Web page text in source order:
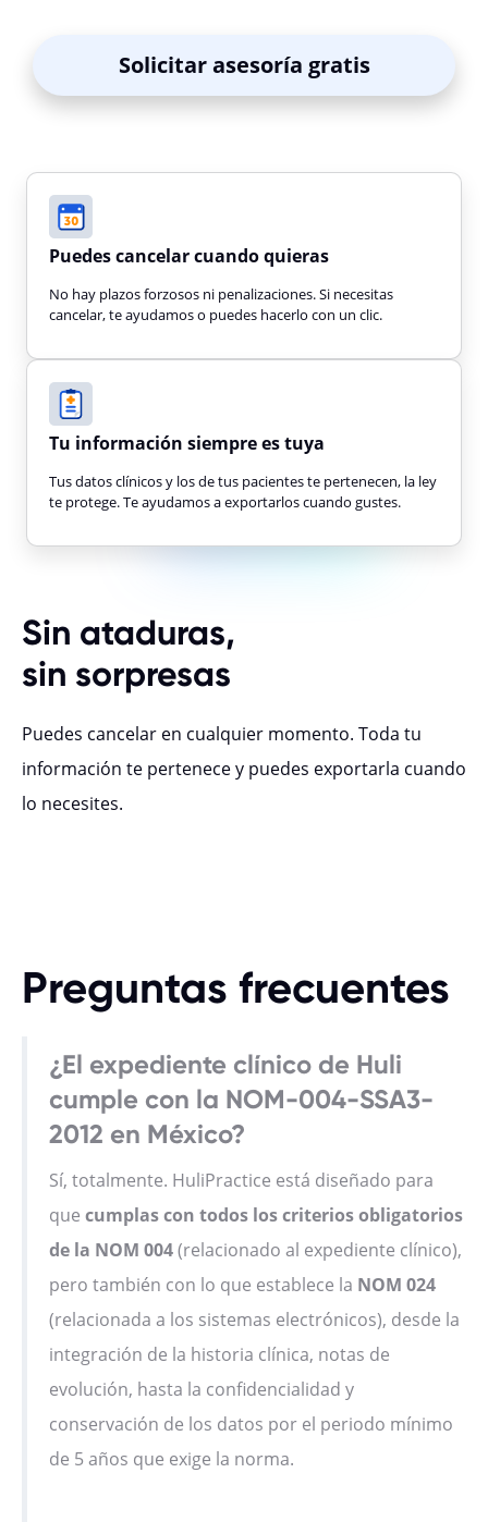
Solicitar asesoría gratis
Puedes cancelar cuando quieras
No hay plazos forzosos ni penalizaciones. Si necesitas
cancelar, te ayudamos o puedes hacerlo con un clic.
Tu información siempre es tuya
Tus datos clínicos y los de tus pacientes te pertenecen, la ley
te protege. Te ayudamos a exportarlos cuando gustes.
Sin ataduras,
sin sorpresas
Puedes cancelar en cualquier momento. Toda tu
información te pertenece y puedes exportarla cuando
lo necesites.
Preguntas frecuentes
¿El expediente clínico de Huli
cumple con la NOM-004-SSA3-
2012 en México?
Sí, totalmente. HuliPractice está diseñado para
que cumplas con todos los criterios obligatorios
de la NOM 004(relacionado al expediente clínico),
pero también con lo que establece la NOM 024
(relacionada a los sistemas electrónicos), desde la
integración de la historia clínica, notas de
evolución, hasta la confidencialidad y
conservación de los datos por el periodo mínimo
de 5 años que exige la norma.